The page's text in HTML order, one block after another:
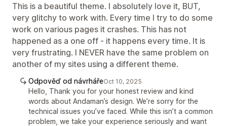
This is a beautiful theme. I absolutely love it, BUT,
very glitchy to work with. Every time I try to do some
work on various pages it crashes. This has not
happened as a one off - it happens every time. It is
very frustrating. I NEVER have the same problem on
another of my sites using a different theme.
Odpověď od návrhářeOct 10, 2025
Hello, Thank you for your honest review and kind
words about Andaman’s design. We’re sorry for the
technical issues you’ve faced. While this isn’t a common
problem, we take your experience seriously and want